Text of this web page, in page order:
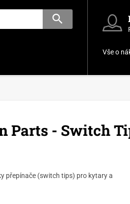
Vše o
Parts - Switch
přepínače (switch tips) pro kytary a